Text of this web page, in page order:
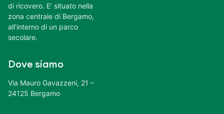
di ricovero. E’ situato nella
zona centrale di Bergamo,
all’interno di un parco
secolare.
Dove siamo
Via Mauro Gavazzeni, 21 –
24125 Bergamo